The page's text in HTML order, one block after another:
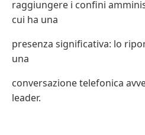
raggiungere i confini
cui ha una
presenza significativa: lo
una
conversazione telefonica
leader.